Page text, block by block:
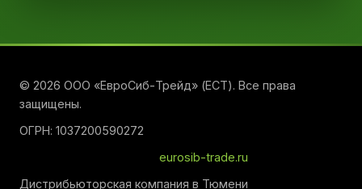
© 2026 ООО «ЕвроСиб-Трейд» (ЕСТ). Все права
защищены.
ОГРН: 1037200590272
eurosib-trade.ru
Дистрибьюторская компания в Тюмени